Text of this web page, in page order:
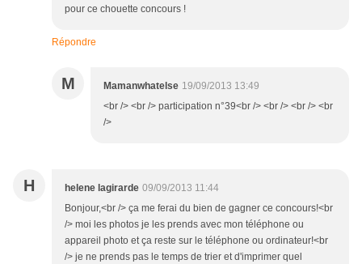
pour ce chouette concours !
Répondre
M Mamanwhatelse 19/09/2013 13:49
<br /> <br /> participation n°39<br /> <br /> <br /> <br
/>
H helene lagirarde 09/09/2013 11:44
Bonjour,<br /> ça me ferai du bien de gagner ce concours!<br
/> moi les photos je les prends avec mon téléphone ou
appareil photo et ça reste sur le téléphone ou ordinateur!<br
/> je ne prends pas le temps de trier et d'imprimer quel